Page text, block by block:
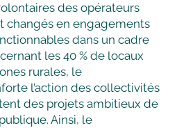
des opérateurs
changés en engagements
dans un cadre
les 40 % de locaux
rurales, le
l’action des collectivités
des projets ambitieux de
Ainsi, le